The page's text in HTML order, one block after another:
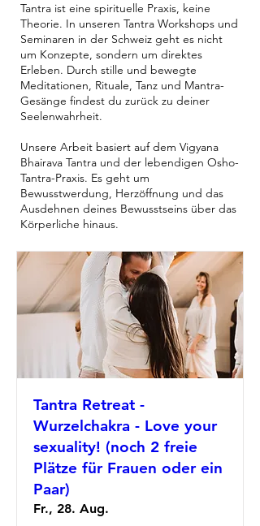
Tantra ist eine spirituelle Praxis, keine
Theorie. In unseren Tantra Workshops und
Seminaren in der Schweiz geht es nicht
um Konzepte, sondern um direktes
Erleben. Durch stille und bewegte
Meditationen, Rituale, Tanz und Mantra-
Gesänge findest du zurück zu deiner
Seelenwahrheit.
Unsere Arbeit basiert auf dem Vigyana
Bhairava Tantra und der lebendigen Osho-
Tantra-Praxis. Es geht um
Bewusstwerdung, Herzöffnung und das
Ausdehnen deines Bewusstseins über das
Körperliche hinaus.
Tantra Retreat -
Wurzelchakra - Love your
sexuality! (noch 2 freie
Plätze für Frauen oder ein
Paar)
Fr., 28. Aug.